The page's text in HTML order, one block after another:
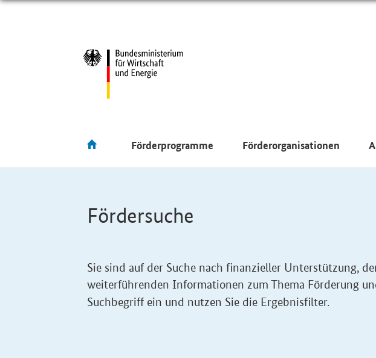
Förderprogramme Förderorganisationen
Fördersuche
Sie sind auf der Suche nach finanzieller Unterstützung,
weiterführenden Informationen zum Thema Förderung
Suchbegriff ein und nutzen Sie die Ergebnisfilter.